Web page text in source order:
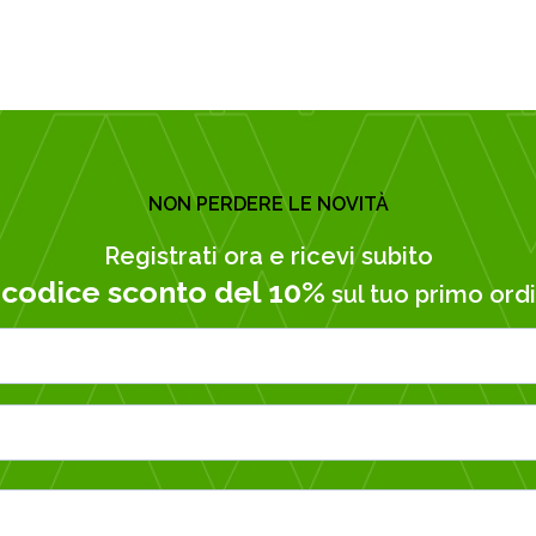
NON PERDERE LE NOVITÀ
Registrati ora e ricevi subito
codice sconto del 10% sul tuo primo